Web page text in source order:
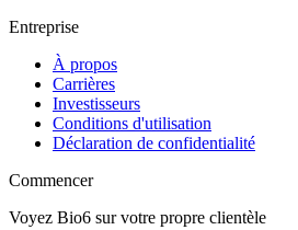
Entreprise
À propos
Carrières
Investisseurs
Conditions d'utilisation
Déclaration de confidentialité
Commencer
Voyez Bio6 sur votre propre clientèle